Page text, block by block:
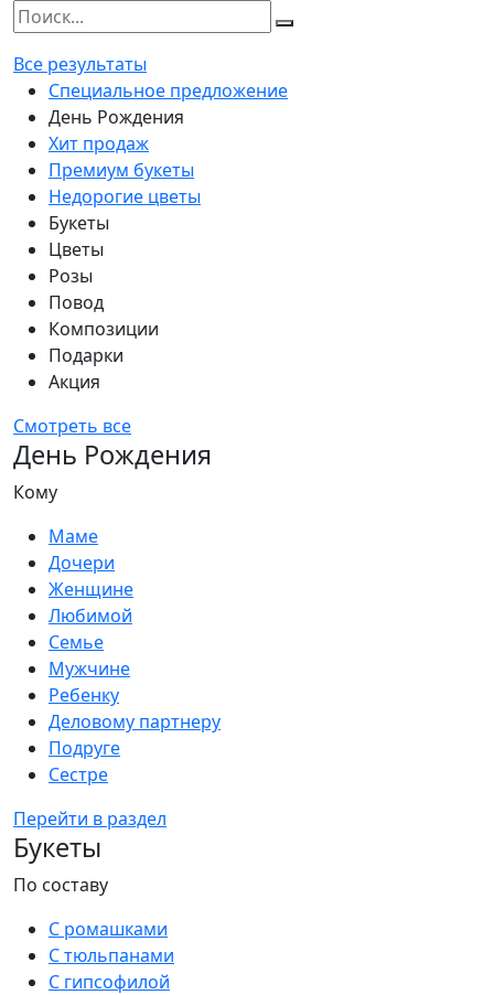
Все результаты
Специальное предложение
День Рождения
Хит продаж
Премиум букеты
Недорогие цветы
Букеты
Цветы
Розы
Повод
Композиции
Подарки
Акция
Смотреть все
День Рождения
Кому
Маме
Дочери
Женщине
Любимой
Семье
Мужчине
Ребенку
Деловому партнеру
Подруге
Сестре
Перейти в раздел
Букеты
По составу
С ромашками
С тюльпанами
С гипсофилой